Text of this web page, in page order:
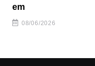
em
08/06/2026